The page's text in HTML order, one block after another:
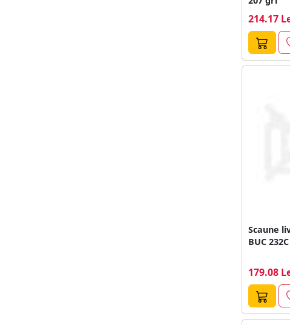
214.17
Scaune
BUC
179.08